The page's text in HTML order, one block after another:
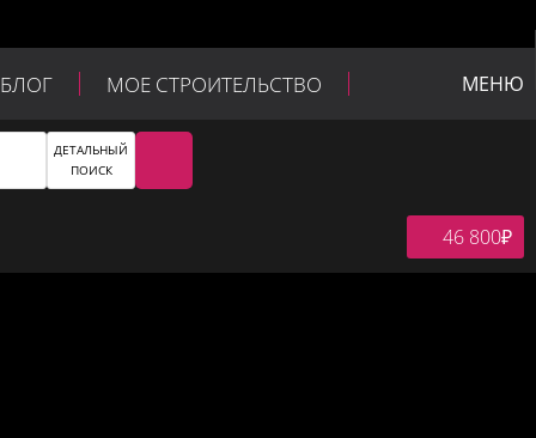
БЛОГ МОЕ СТРОИТЕЛЬСТВО МЕНЮ
ДЕТАЛЬНЫЙ
ПОИСК
46 800₽